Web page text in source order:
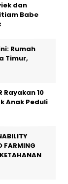
dan
Babe
Rumah
Timur,
Rayakan 10
Anak Peduli
FARMING